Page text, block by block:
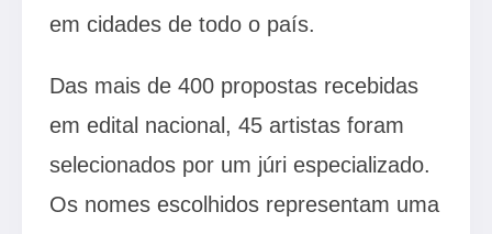
em cidades de todo o país.
Das mais de 400 propostas recebidas
em edital nacional, 45 artistas foram
selecionados por um júri especializado.
Os nomes escolhidos representam uma